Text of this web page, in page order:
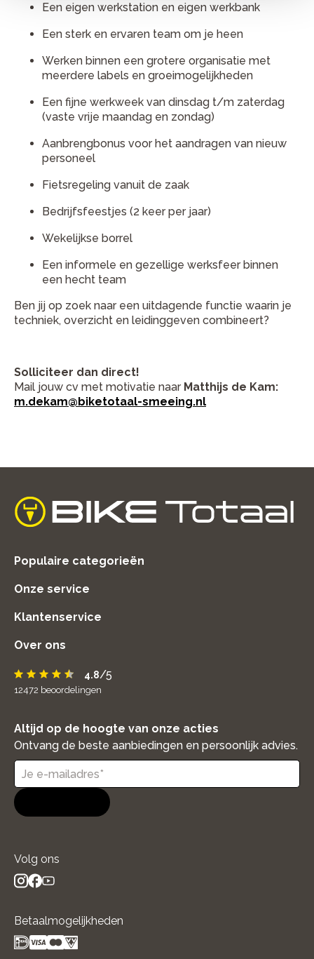
Een eigen werkstation en eigen werkbank
Een sterk en ervaren team om je heen
Werken binnen een grotere organisatie met
meerdere labels en groeimogelijkheden
Een fijne werkweek van dinsdag t/m zaterdag
(vaste vrije maandag en zondag)
Aanbrengbonus voor het aandragen van nieuw
personeel
Fietsregeling vanuit de zaak
Bedrijfsfeestjes (2 keer per jaar)
Wekelijkse borrel
Een informele en gezellige werksfeer binnen
een hecht team
Ben jij op zoek naar een uitdagende functie waarin je
techniek, overzicht en leidinggeven combineert?
Solliciteer dan direct!
Mail jouw cv met motivatie naar Matthijs de Kam:
m.dekam@biketotaal-smeeing.nl
home
Populaire categorieën
Onze service
Klantenservice
Over ons
4.8/5
12472 beoordelingen
Altijd op de hoogte van onze acties
Ontvang de beste aanbiedingen en persoonlijk advies.
Volg ons
Betaalmogelijkheden